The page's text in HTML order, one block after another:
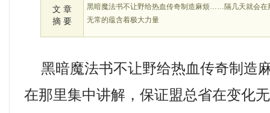
文 章
摘 要
黑暗魔法书不让野给热血传奇制造麻烦……隔几天就会在
无常的蕴含着极大力量
黑暗魔法书不让野给热血传奇制造
在那里集中讲解，保证盟总省在变化